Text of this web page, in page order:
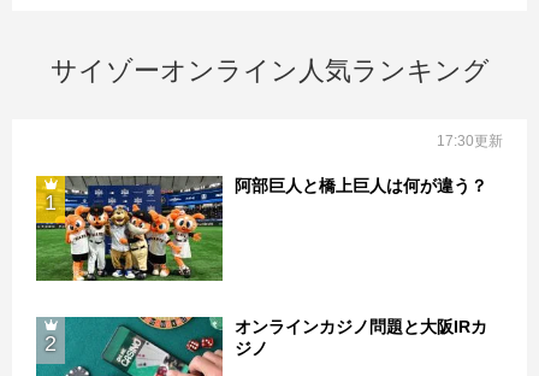
サイゾーオンライン人気ランキング
17:30更新
1
阿部巨人と橋上巨人は何が違う？
2
オンラインカジノ問題と大阪IRカ
ジノ